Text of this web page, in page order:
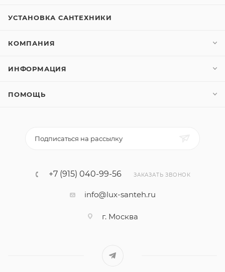
УСТАНОВКА САНТЕХНИКИ
КОМПАНИЯ
ИНФОРМАЦИЯ
ПОМОЩЬ
Подписаться на рассылку
+7 (915) 040-99-56 ЗАКАЗАТЬ ЗВОНОК
info@lux-santeh.ru
г. Москва